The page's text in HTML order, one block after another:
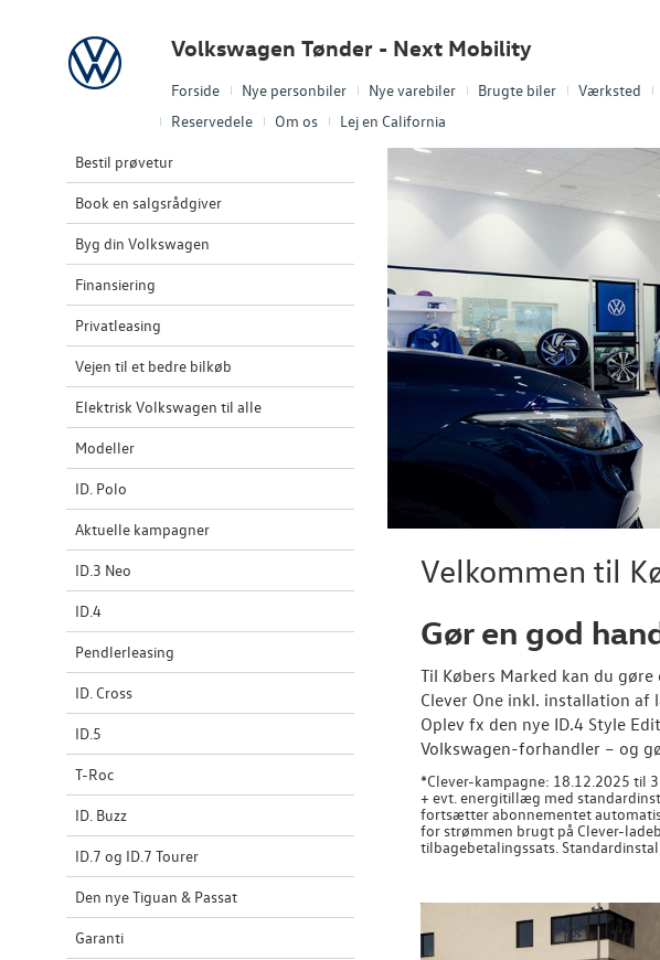
Forside Nye personbiler Nye varebiler Brugte biler Værksted
Reservedele
Om os Lej en California
Volkswagen Volkswagen Tønder - Next Mobility
Bestil prøvetur
Book en salgsrådgiver
Byg din Volkswagen
Finansiering
Privatleasing
Vejen til et bedre bilkøb
Elektrisk Volkswagen til alle
Modeller
ID. Polo
Aktuelle kampagner
ID.3 Neo
ID.4
Pendlerleasing
ID. Cross
ID.5
T-Roc
ID. Buzz
ID.7 og ID.7 Tourer
Den nye Tiguan & Passat
Garanti
Velkommen til
Gør en god
Til Købers Marked kan du
Clever One inkl. installation
Oplev fx den nye ID.4 Style
Volkswagen-forhandler – og
*Clever-kampagne: 18.12.2025 til
+ evt. energitillæg med
fortsætter abonnementet
for strømmen brugt på Clever-
tilbagebetalingssats.